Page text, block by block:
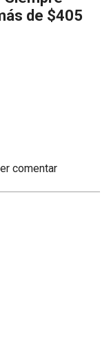
de $405
comentar